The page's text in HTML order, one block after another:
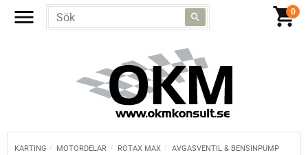
KARTING MOTORDELAR ROTAX MAX AVGASVENTIL & BENSINPUMP